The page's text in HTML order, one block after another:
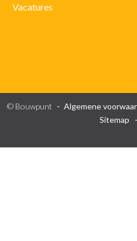
Vacatures
© Bouwpunt Algemene
Sitemap